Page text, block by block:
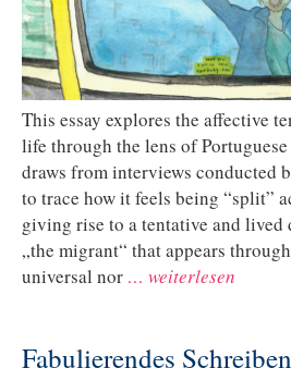
This essay explores the affective
life through the lens of
draws from interviews conducted
to trace how it feels being “split”
giving rise to a tentative and
„the migrant“ that appears
universal nor … weiterlesen
Fabulierendes